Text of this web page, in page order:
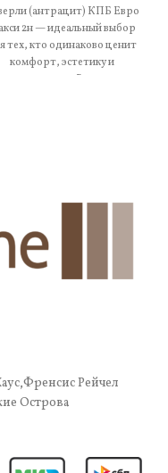
(антрацит) КПБ Евро
2н — идеальный выбор
тех, кто одинаково ценит
комфорт, эстетику и
практичность. В составе
Рейчел
Острова